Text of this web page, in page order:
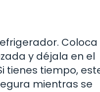
Coloca
y déjala en el
tienes tiempo,
mientras se